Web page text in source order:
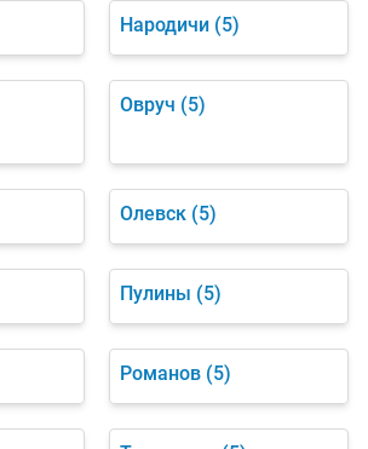
Народичи (5)
Овруч (5)
Олевск (5)
Пулины (5)
Романов (5)